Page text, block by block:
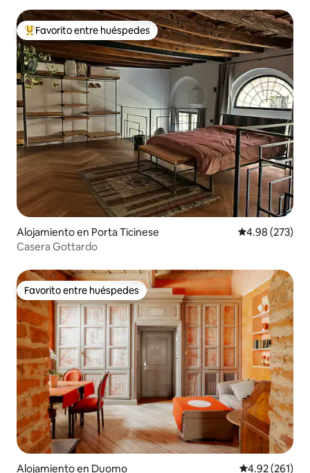
Favorito entre huéspedes preferido
Favorito entre huéspedes
Alojamiento en Porta Ticinese Calificación
4.98 (273)
Casera Gottardo
Favorito entre huéspedes
Favorito entre huéspedes
Alojamiento en Duomo Calificación
4.92 (261)